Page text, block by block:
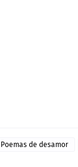
Poemas de desamor